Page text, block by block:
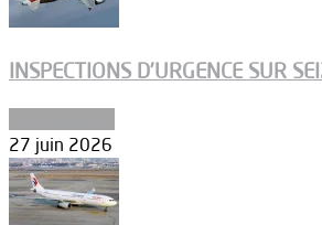
INSPECTIONS D’URGENCE SUR
27 juin 2026